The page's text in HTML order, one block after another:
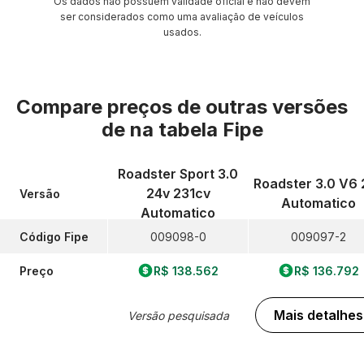
ser considerados como uma avaliação de veículos
usados.
Compare preços de outras versões
de na tabela Fipe
Versão
Código Fipe
Preço
Roadster Sport 3.0
24v 231cv
Automatico
009098-0
R$ 138.562
Versão pesquisada
Roadster 3.0 V6
Automatico
009097-2
R$ 136.792
Mais detalhes